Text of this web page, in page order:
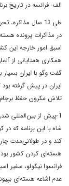
الف- فرانسه در تاریخ
طی 13 سال
در مذاکرات پرونده
همکاری همتایانی از
گفت وگو با ایران بسیار
ایران در پیش گرفته بود
تلاش مکرون حفظ
شاه با این برنامه که
کند و در طولانی‌مدت
هسته‌ای کردن کشور بود.
فرانسوا نیکولو، سفیر
عدم اشاعه هسته‌ای